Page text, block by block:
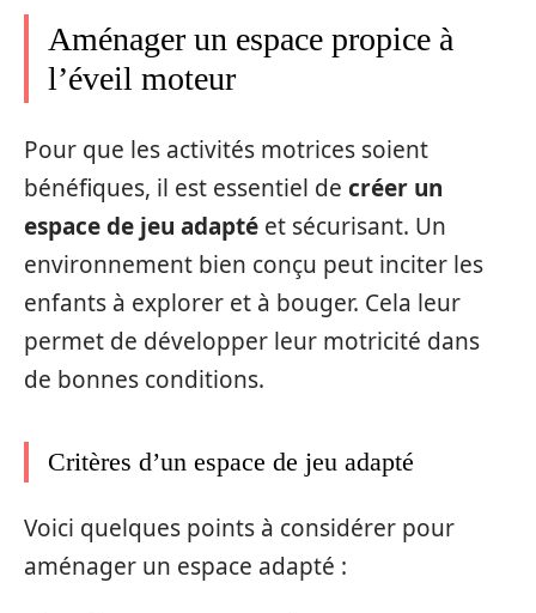
Aménager un espace propice à
l’éveil moteur
Pour que les activités motrices soient
bénéfiques, il est essentiel de créer un
espace de jeu adapté et sécurisant. Un
environnement bien conçu peut inciter les
enfants à explorer et à bouger. Cela leur
permet de développer leur motricité dans
de bonnes conditions.
Critères d’un espace de jeu adapté
Voici quelques points à considérer pour
aménager un espace adapté :